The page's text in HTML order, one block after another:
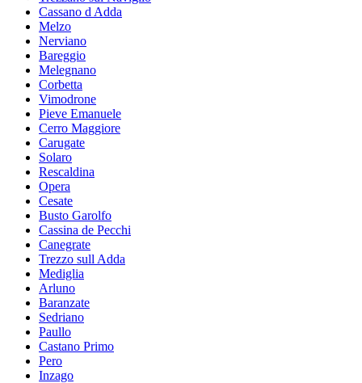
Cassano d Adda
Melzo
Nerviano
Bareggio
Melegnano
Corbetta
Vimodrone
Pieve Emanuele
Cerro Maggiore
Carugate
Solaro
Rescaldina
Opera
Cesate
Busto Garolfo
Cassina de Pecchi
Canegrate
Trezzo sull Adda
Mediglia
Arluno
Baranzate
Sedriano
Paullo
Castano Primo
Pero
Inzago